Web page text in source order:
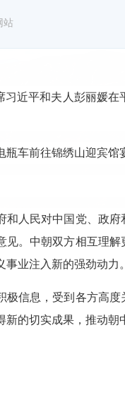
站
近平和夫人彭丽媛
车前往锦绣山迎宾馆
人民对中国党、政府
。中朝双方相互理
业注入新的强劲动力。
信息，受到各方高
的切实成果，推动朝